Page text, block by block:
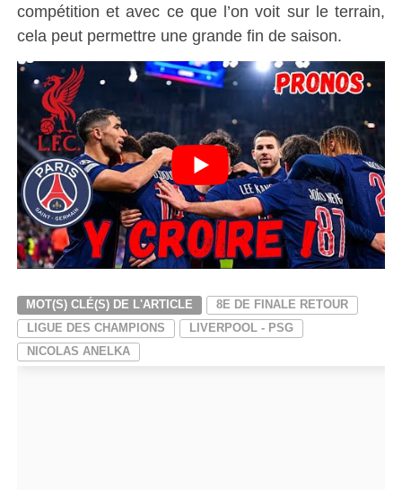
compétition et avec ce que l’on voit sur le terrain,
cela peut permettre une grande fin de saison.
MOT(S) CLÉ(S) DE L'ARTICLE
8E DE FINALE RETOUR
LIGUE DES CHAMPIONS
LIVERPOOL - PSG
NICOLAS ANELKA